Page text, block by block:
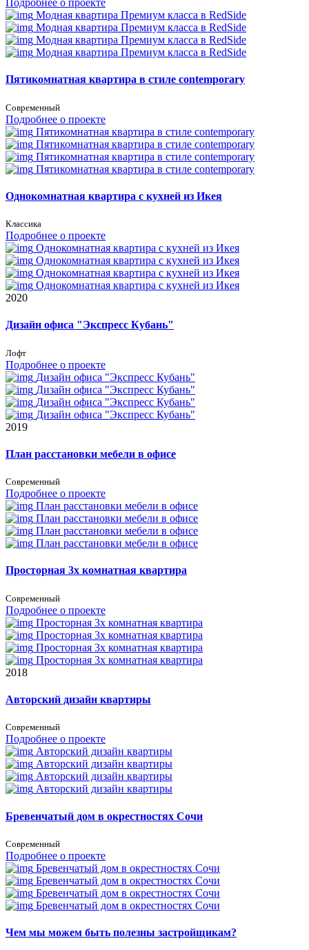
Подробнее о проекте
Модная квартира Премиум класса в RedSide
Модная квартира Премиум класса в RedSide
Модная квартира Премиум класса в RedSide
Модная квартира Премиум класса в RedSide
Пятикомнатная квартира в стиле contemporary
Современный
Подробнее о проекте
Пятикомнатная квартира в стиле contemporary
Пятикомнатная квартира в стиле contemporary
Пятикомнатная квартира в стиле contemporary
Пятикомнатная квартира в стиле contemporary
Однокомнатная квартира с кухней из Икея
Классика
Подробнее о проекте
Однокомнатная квартира с кухней из Икея
Однокомнатная квартира с кухней из Икея
Однокомнатная квартира с кухней из Икея
Однокомнатная квартира с кухней из Икея
2020
Дизайн офиса "Экспресс Кубань"
Лофт
Подробнее о проекте
Дизайн офиса "Экспресс Кубань"
Дизайн офиса "Экспресс Кубань"
Дизайн офиса "Экспресс Кубань"
Дизайн офиса "Экспресс Кубань"
2019
План расстановки мебели в офисе
Современный
Подробнее о проекте
План расстановки мебели в офисе
План расстановки мебели в офисе
План расстановки мебели в офисе
План расстановки мебели в офисе
Просторная 3х комнатная квартира
Современный
Подробнее о проекте
Просторная 3х комнатная квартира
Просторная 3х комнатная квартира
Просторная 3х комнатная квартира
Просторная 3х комнатная квартира
2018
Авторский дизайн квартиры
Современный
Подробнее о проекте
Авторский дизайн квартиры
Авторский дизайн квартиры
Авторский дизайн квартиры
Авторский дизайн квартиры
Бревенчатый дом в окрестностях Сочи
Современный
Подробнее о проекте
Бревенчатый дом в окрестностях Сочи
Бревенчатый дом в окрестностях Сочи
Бревенчатый дом в окрестностях Сочи
Бревенчатый дом в окрестностях Сочи
Чем мы можем быть полезны застройщикам?